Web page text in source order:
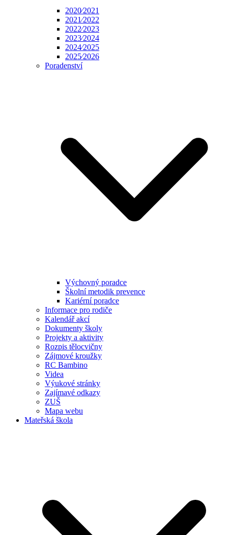
2020⁄2021
2021⁄2022
2022⁄2023
2023⁄2024
2024⁄2025
2025⁄2026
Poradenství
Výchovný poradce
Školní metodik prevence
Kariérní poradce
Informace pro rodiče
Kalendář akcí
Dokumenty školy
Projekty a aktivity
Rozpis tělocvičny
Zájmové kroužky
RC Bambino
Videa
Výukové stránky
Zajímavé odkazy
ZUŠ
Mapa webu
Mateřská škola